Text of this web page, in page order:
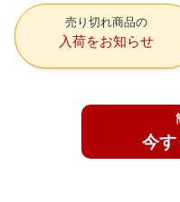
売り切れ商品の
入荷をお知らせ
今